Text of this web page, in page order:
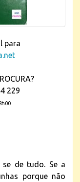
para
229
de tudo. Se a
porque não